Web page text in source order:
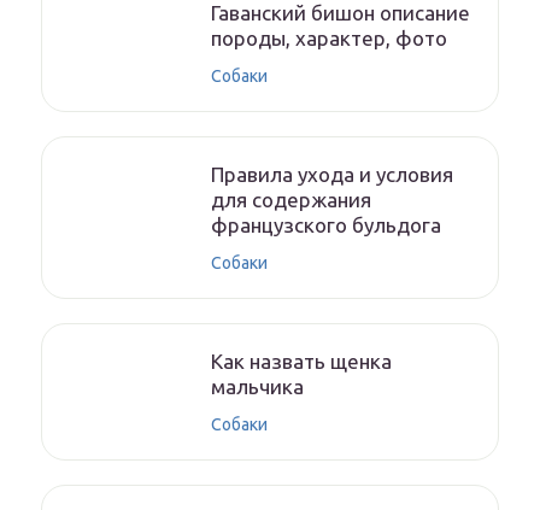
Гаванский бишон описание
породы, характер, фото
Собаки
Правила ухода и условия
для содержания
французского бульдога
Собаки
Как назвать щенка
мальчика
Собаки